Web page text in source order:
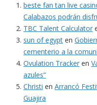
beste fan tan live
Calabazos podrán
TBC Talent Calculator
sun of egypt en
cementerio a la
Ovulation Tracker en
azules”
Christi en Arrancó
Guajira